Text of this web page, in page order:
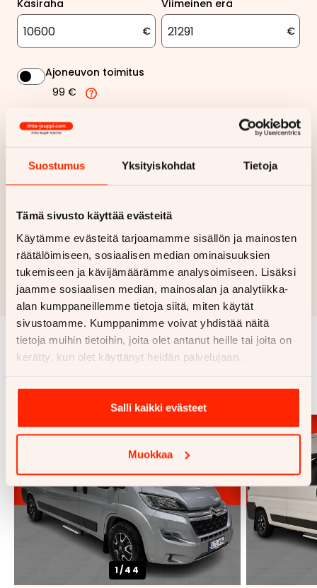
Suostumus Yksityiskohdat Tietoja
Tämä sivusto käyttää evästeitä
Käytämme evästeitä tarjoamamme sisällön ja mainosten
räätälöimiseen, sosiaalisen median ominaisuuksien
tukemiseen ja kävijämäärämme analysoimiseen. Lisäksi
jaamme sosiaalisen median, mainosalan ja analytiikka-
alan kumppaneillemme tietoja siitä, miten käytät
sivustoamme. Kumppanimme voivat yhdistää näitä
tietoja muihin tietoihin, joita olet antanut heille tai joita on
kerätty, kun olet käyttänyt heidän palvelujaan.
Salli kaikki evästeet
Muokkaa
Käsiraha
€
Viimeinen erä
€
Ajoneuvon toimitus
99 €
Näytähintaerittely
Haluan myös tarjouksen vakuutuksesta
Hae rahoitustarjous
Rahoituslaskelma on suuntaa antava ja edellyttää hyväksytyn
luottopäätöksen ja kaskovakuutuksen.
Samankaltaisia ajoneuvoja
Katso kaikki
1/44